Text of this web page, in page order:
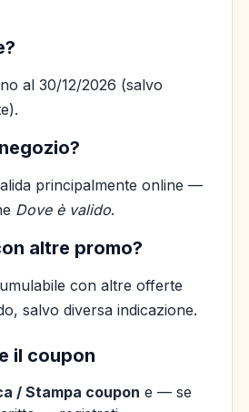
al 30/12/2026 (salvo
principalmente online —
Dove è valido.
altre promo?
con altre offerte
salvo diversa indicazione.
il coupon
/ Stampa coupon e — se